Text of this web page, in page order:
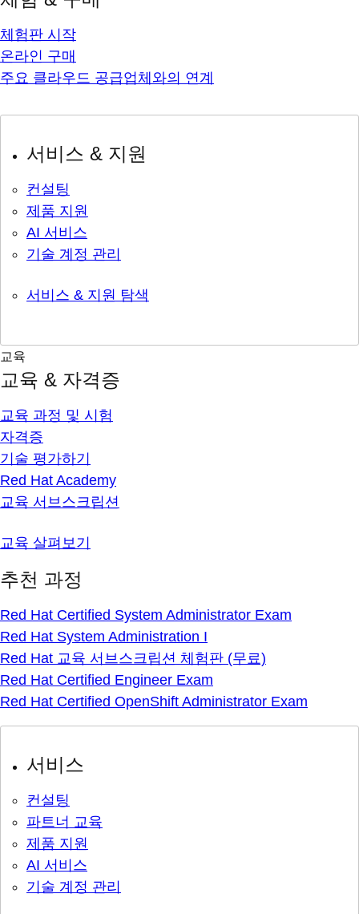
체험판 시작
온라인 구매
주요 클라우드 공급업체와의 연계
서비스 & 지원
컨설팅
제품 지원
AI 서비스
기술 계정 관리
서비스 & 지원 탐색
교육
교육 & 자격증
교육 과정 및 시험
자격증
기술 평가하기
Red Hat Academy
교육 서브스크립션
교육 살펴보기
추천 과정
Red Hat Certified System Administrator Exam
Red Hat System Administration I
Red Hat 교육 서브스크립션 체험판 (무료)
Red Hat Certified Engineer Exam
Red Hat Certified OpenShift Administrator Exam
서비스
컨설팅
파트너 교육
제품 지원
AI 서비스
기술 계정 관리